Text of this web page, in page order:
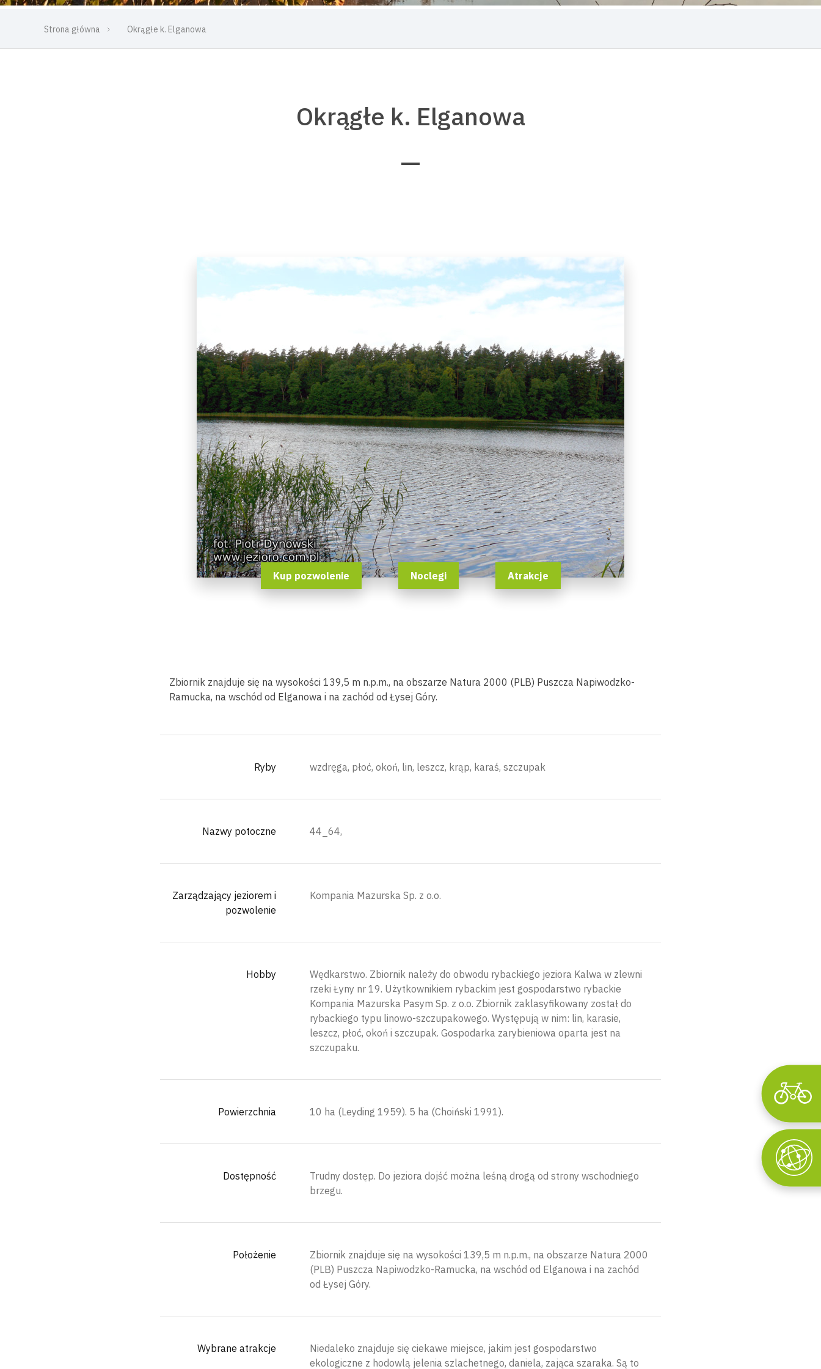
Strona główna Okrągłe k. Elganowa
Okrągłe k. Elganowa
Kup pozwolenie Noclegi Atrakcje
Zbiornik znajduje się na wysokości 139,5 m n.p.m., na obszarze Natura 2000 (PLB) Puszcza Napiwodzko-
Ramucka, na wschód od Elganowa i na zachód od Łysej Góry.
Ryby wzdręga, płoć, okoń, lin, leszcz, krąp, karaś, szczupak
Nazwy potoczne 44_64,
Zarządzający jeziorem i
pozwolenie
Kompania Mazurska Sp. z o.o.
Hobby
Wędkarstwo. Zbiornik należy do obwodu rybackiego jeziora Kalwa w zlewni
rzeki Łyny nr 19. Użytkownikiem rybackim jest gospodarstwo rybackie
Kompania Mazurska Pasym Sp. z o.o. Zbiornik zaklasyfikowany został do
rybackiego typu linowo-szczupakowego. Występują w nim: lin, karasie,
leszcz, płoć, okoń i szczupak. Gospodarka zarybieniowa oparta jest na
szczupaku.
Powierzchnia 10 ha (Leyding 1959). 5 ha (Choiński 1991).
Dostępność
Trudny dostęp. Do jeziora dojść można leśną drogą od strony wschodniego
brzegu.
Położenie
Zbiornik znajduje się na wysokości 139,5 m n.p.m., na obszarze Natura 2000
(PLB) Puszcza Napiwodzko-Ramucka, na wschód od Elganowa i na zachód
od Łysej Góry.
Wybrane atrakcje
Niedaleko znajduje się ciekawe miejsce, jakim jest gospodarstwo
ekologiczne z hodowlą jelenia szlachetnego, daniela, zająca szaraka. Są to
Wyszukaj